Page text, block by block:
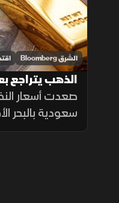
الشرق Bloomberg
الذهب يتراجع
يستفيد من
صعدت أسعار
سعودية بالبحر
الإمدادات. وفي